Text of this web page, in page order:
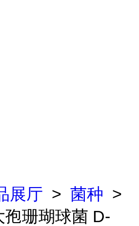
展厅 > 菌种 >
孢珊瑚球菌 D-